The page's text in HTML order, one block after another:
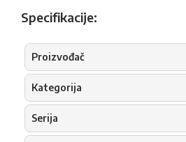
Specifikacije:
Proizvođač
Kategorija
Serija